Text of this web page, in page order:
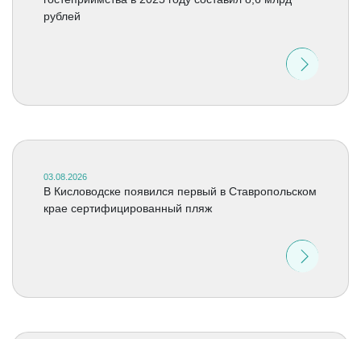
рублей
03.08.2026
В Кисловодске появился первый в Ставропольском
крае сертифицированный пляж